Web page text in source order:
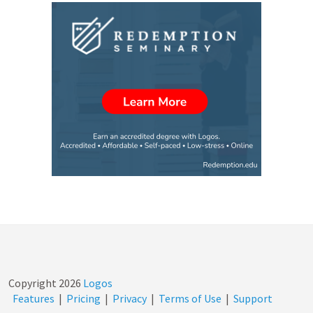
Copyright 2026 Logos
Features | Pricing | Privacy | Terms of Use | Support